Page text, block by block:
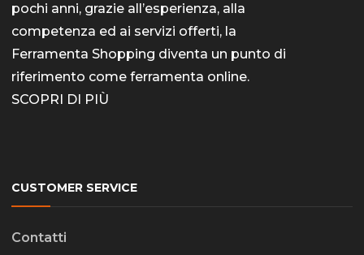
pochi anni, grazie all’esperienza, alla
competenza ed ai servizi offerti, la
Ferramenta Shopping diventa un punto di
riferimento come ferramenta online.
SCOPRI DI PIÙ
CUSTOMER SERVICE
Contatti